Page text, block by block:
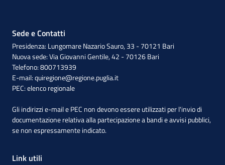
Sede e Contatti
Presidenza: Lungomare Nazario Sauro, 33 - 70121 Bari
Nuova sede: Via Giovanni Gentile, 42 - 70126 Bari
Telefono: 800713939
E-mail:quiregione@regione.puglia.it
PEC:elenco regionale
Gli indirizzi e-mail e PEC non devono essere utilizzati per l'invio di
documentazione relativa alla partecipazione a bandi e avvisi pubblici,
se non espressamente indicato.
Link utili